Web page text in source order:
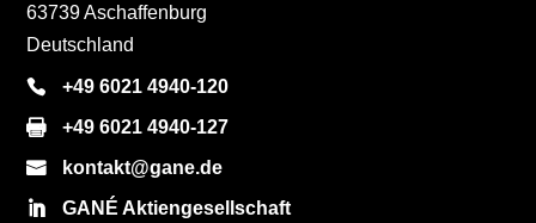
63739 Aschaffenburg
Deutschland
+49 6021 4940-120
+49 6021 4940-127
kontakt@gane.de
GANÉ Aktiengesellschaft